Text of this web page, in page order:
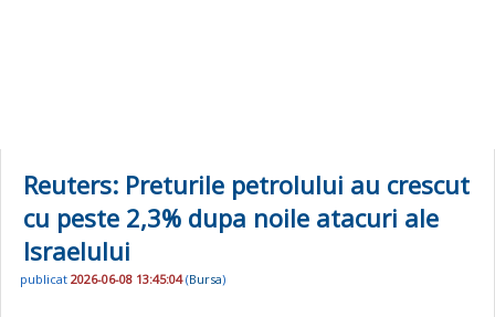
Reuters: Preturile petrolului au crescut
cu peste 2,3% dupa noile atacuri ale
Israelului
publicat 2026-06-08 13:45:04(Bursa)